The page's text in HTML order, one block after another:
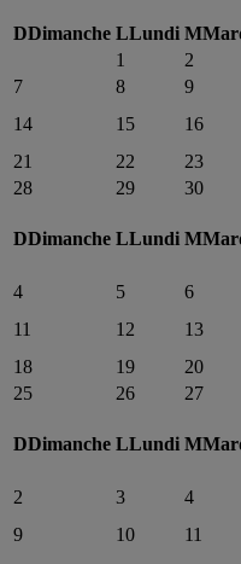
DDimanche LLundi M
1
2
7
8 9
14
15 16
21
22 23
28
29 30
DDimanche LLundi M
4
5 6
11
12 13
18
19 20
25
26 27
DDimanche LLundi M
2
3 4
9
10 11